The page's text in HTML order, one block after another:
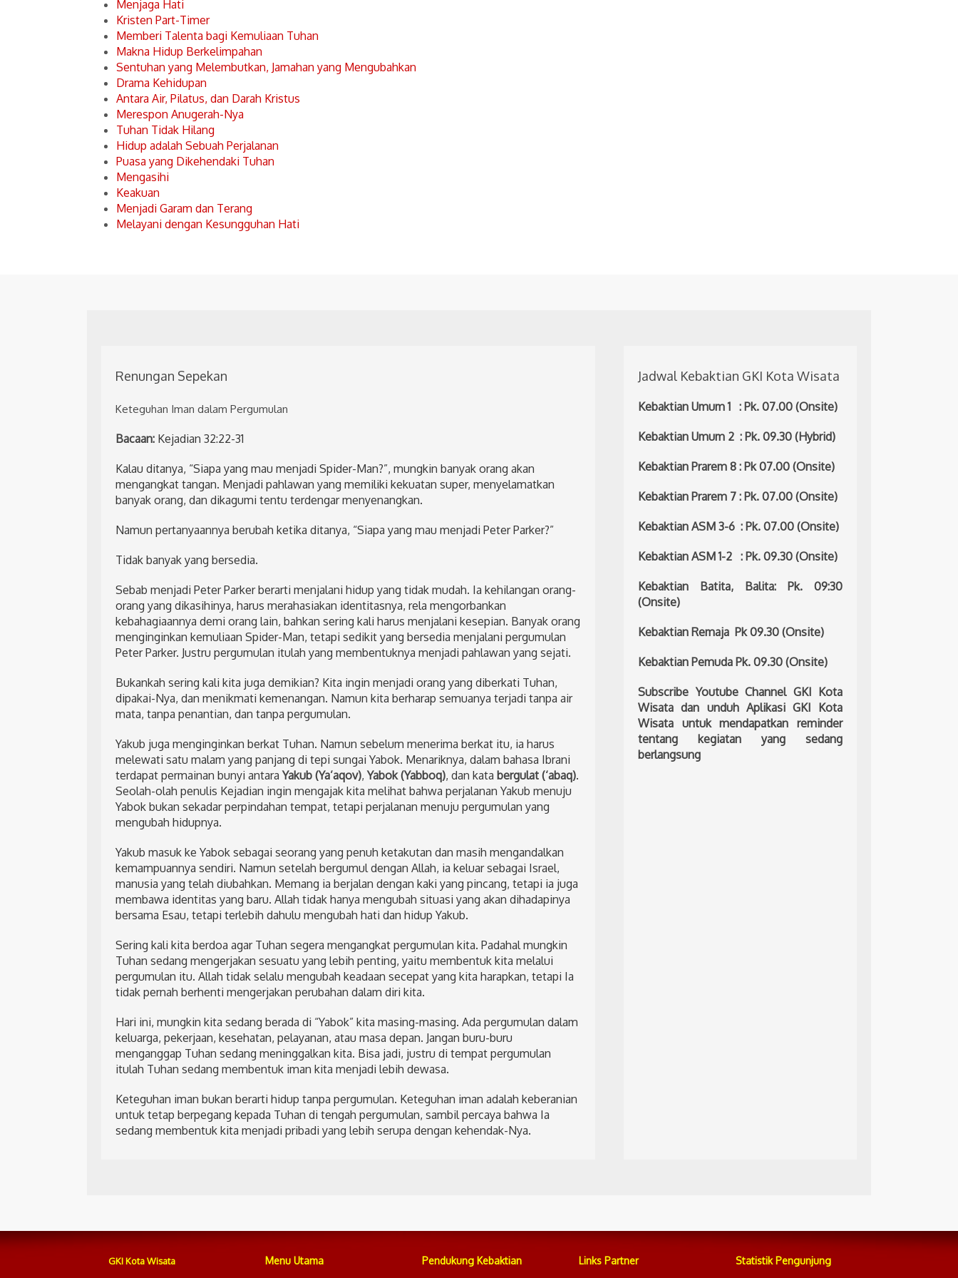
Menjaga Hati
Kristen Part-Timer
Memberi Talenta bagi Kemuliaan Tuhan
Makna Hidup Berkelimpahan
Sentuhan yang Melembutkan, Jamahan yang Mengubahkan
Drama Kehidupan
Antara Air, Pilatus, dan Darah Kristus
Merespon Anugerah-Nya
Tuhan Tidak Hilang
Hidup adalah Sebuah Perjalanan
Puasa yang Dikehendaki Tuhan
Mengasihi
Keakuan
Menjadi Garam dan Terang
Melayani dengan Kesungguhan Hati
Renungan Sepekan
Keteguhan Iman dalam Pergumulan
Bacaan: Kejadian 32:22-31
Kalau ditanya, “Siapa yang mau menjadi Spider-Man?”, mungkin banyak orang akan
mengangkat tangan. Menjadi pahlawan yang memiliki kekuatan super, menyelamatkan
banyak orang, dan dikagumi tentu terdengar menyenangkan.
Namun pertanyaannya berubah ketika ditanya, “Siapa yang mau menjadi Peter Parker?”
Tidak banyak yang bersedia.
Sebab menjadi Peter Parker berarti menjalani hidup yang tidak mudah. Ia kehilangan orang-
orang yang dikasihinya, harus merahasiakan identitasnya, rela mengorbankan
kebahagiaannya demi orang lain, bahkan sering kali harus menjalani kesepian. Banyak orang
menginginkan kemuliaan Spider-Man, tetapi sedikit yang bersedia menjalani pergumulan
Peter Parker. Justru pergumulan itulah yang membentuknya menjadi pahlawan yang sejati.
Bukankah sering kali kita juga demikian? Kita ingin menjadi orang yang diberkati Tuhan,
dipakai-Nya, dan menikmati kemenangan. Namun kita berharap semuanya terjadi tanpa air
mata, tanpa penantian, dan tanpa pergumulan.
Yakub juga menginginkan berkat Tuhan. Namun sebelum menerima berkat itu, ia harus
melewati satu malam yang panjang di tepi sungai Yabok. Menariknya, dalam bahasa Ibrani
terdapat permainan bunyi antaraYakub (Ya’aqov),Yabok (Yabboq), dan kata bergulat (‘abaq).
Seolah-olah penulis Kejadian ingin mengajak kita melihat bahwa perjalanan Yakub menuju
Yabok bukan sekadar perpindahan tempat, tetapi perjalanan menuju pergumulan yang
mengubah hidupnya.
Yakub masuk ke Yabok sebagai seorang yang penuh ketakutan dan masih mengandalkan
kemampuannya sendiri. Namun setelah bergumul dengan Allah, ia keluar sebagai Israel,
manusia yang telah diubahkan. Memang ia berjalan dengan kaki yang pincang, tetapi ia juga
membawa identitas yang baru. Allah tidak hanya mengubah situasi yang akan dihadapinya
bersama Esau, tetapi terlebih dahulu mengubah hati dan hidup Yakub.
Sering kali kita berdoa agar Tuhan segera mengangkat pergumulan kita. Padahal mungkin
Tuhan sedang mengerjakan sesuatu yang lebih penting, yaitu membentuk kita melalui
pergumulan itu. Allah tidak selalu mengubah keadaan secepat yang kita harapkan, tetapi Ia
tidak pernah berhenti mengerjakan perubahan dalam diri kita.
Hari ini, mungkin kita sedang berada di “Yabok” kita masing-masing. Ada pergumulan dalam
keluarga, pekerjaan, kesehatan, pelayanan, atau masa depan. Jangan buru-buru
menganggap Tuhan sedang meninggalkan kita. Bisa jadi, justru di tempat pergumulan
itulah Tuhan sedang membentuk iman kita menjadi lebih dewasa.
Keteguhan iman bukan berarti hidup tanpa pergumulan. Keteguhan iman adalah keberanian
untuk tetap berpegang kepada Tuhan di tengah pergumulan, sambil percaya bahwa Ia
sedang membentuk kita menjadi pribadi yang lebih serupa dengan kehendak-Nya.
Jadwal Kebaktian GKI Kota Wisata
Kebaktian Umum 1 : Pk. 07.00 (Onsite)
Kebaktian Umum 2 : Pk. 09.30 (Hybrid)
Kebaktian Prarem 8 : Pk 07.00 (Onsite)
Kebaktian Prarem 7 : Pk. 07.00 (Onsite)
Kebaktian ASM 3-6 : Pk. 07.00 (Onsite)
Kebaktian ASM 1-2 : Pk. 09.30 (Onsite)
Kebaktian Batita, Balita: Pk. 09:30
(Onsite)
Kebaktian Remaja Pk 09.30 (Onsite)
Kebaktian Pemuda Pk. 09.30 (Onsite)
Subscribe Youtube Channel GKI Kota
Wisata dan unduh Aplikasi GKI Kota
Wisata untuk mendapatkan reminder
tentang kegiatan yang sedang
berlangsung
GKI Kota Wisata Menu Utama Pendukung Kebaktian Links Partner Statistik Pengunjung